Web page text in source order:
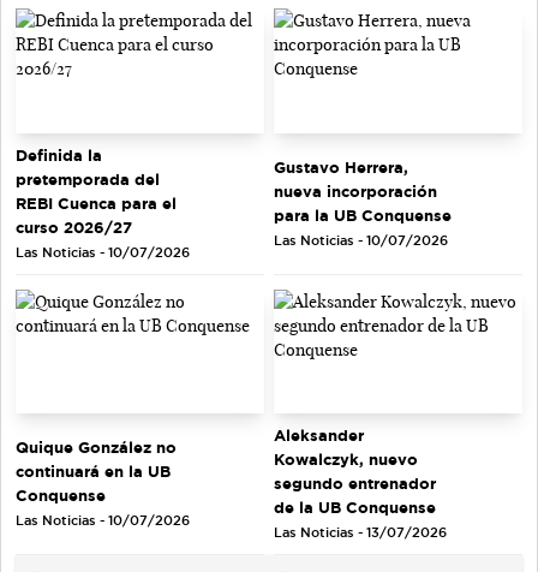
Definida la
pretemporada del
REBI Cuenca para el
curso 2026/27
Las Noticias - 10/07/2026
Gustavo Herrera,
nueva incorporación
para la UB Conquense
Las Noticias - 10/07/2026
Quique González no
continuará en la UB
Conquense
Las Noticias - 10/07/2026
Aleksander
Kowalczyk, nuevo
segundo entrenador
de la UB Conquense
Las Noticias - 13/07/2026